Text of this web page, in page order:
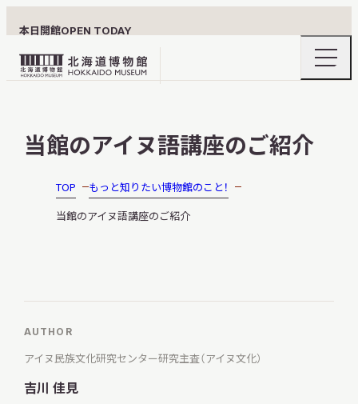
本日開館OPEN TODAY
北
博
ナ
ビ
利用案内
おうちミュージアム
当館のアイヌ語講座のご紹介
TOP
もっと知りたい博物館のこと！
当館のアイヌ語講座のご紹介
AUTHOR
アイヌ民族文化研究センター研究主査（アイヌ文化）
吉川 佳見